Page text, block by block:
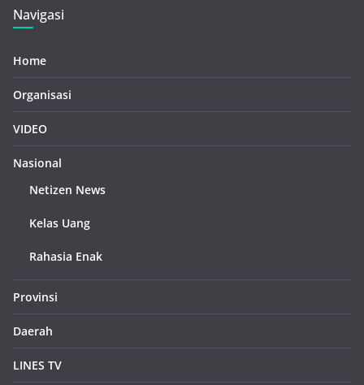
Navigasi
Home
Organisasi
VIDEO
Nasional
Netizen News
Kelas Uang
Rahasia Enak
Provinsi
Daerah
LINES TV